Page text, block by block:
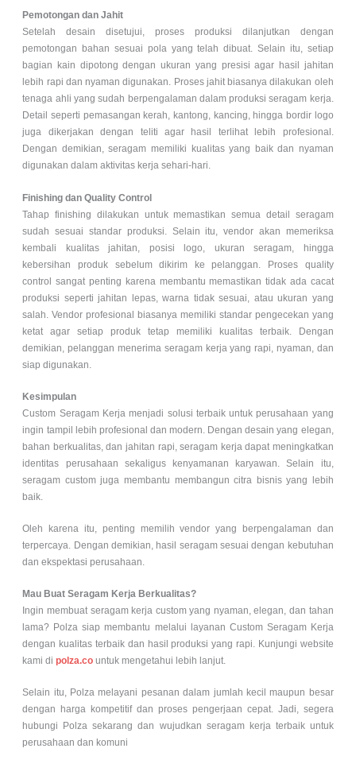
Pemotongan dan Jahit
Setelah desain disetujui, proses produksi dilanjutkan dengan
pemotongan bahan sesuai pola yang telah dibuat. Selain itu, setiap
bagian kain dipotong dengan ukuran yang presisi agar hasil jahitan
lebih rapi dan nyaman digunakan. Proses jahit biasanya dilakukan oleh
tenaga ahli yang sudah berpengalaman dalam produksi seragam kerja.
Detail seperti pemasangan kerah, kantong, kancing, hingga bordir logo
juga dikerjakan dengan teliti agar hasil terlihat lebih profesional.
Dengan demikian, seragam memiliki kualitas yang baik dan nyaman
digunakan dalam aktivitas kerja sehari-hari.
Finishing dan Quality Control
Tahap finishing dilakukan untuk memastikan semua detail seragam
sudah sesuai standar produksi. Selain itu, vendor akan memeriksa
kembali kualitas jahitan, posisi logo, ukuran seragam, hingga
kebersihan produk sebelum dikirim ke pelanggan. Proses quality
control sangat penting karena membantu memastikan tidak ada cacat
produksi seperti jahitan lepas, warna tidak sesuai, atau ukuran yang
salah. Vendor profesional biasanya memiliki standar pengecekan yang
ketat agar setiap produk tetap memiliki kualitas terbaik. Dengan
demikian, pelanggan menerima seragam kerja yang rapi, nyaman, dan
siap digunakan.
Kesimpulan
Custom Seragam Kerja menjadi solusi terbaik untuk perusahaan yang
ingin tampil lebih profesional dan modern. Dengan desain yang elegan,
bahan berkualitas, dan jahitan rapi, seragam kerja dapat meningkatkan
identitas perusahaan sekaligus kenyamanan karyawan. Selain itu,
seragam custom juga membantu membangun citra bisnis yang lebih
baik.
Oleh karena itu, penting memilih vendor yang berpengalaman dan
terpercaya. Dengan demikian, hasil seragam sesuai dengan kebutuhan
dan ekspektasi perusahaan.
Mau Buat Seragam Kerja Berkualitas?
Ingin membuat seragam kerja custom yang nyaman, elegan, dan tahan
lama? Polza siap membantu melalui layanan Custom Seragam Kerja
dengan kualitas terbaik dan hasil produksi yang rapi. Kunjungi website
kami dipolza.co untuk mengetahui lebih lanjut.
Selain itu, Polza melayani pesanan dalam jumlah kecil maupun besar
dengan harga kompetitif dan proses pengerjaan cepat. Jadi, segera
hubungi Polza sekarang dan wujudkan seragam kerja terbaik untuk
perusahaan dan komuni